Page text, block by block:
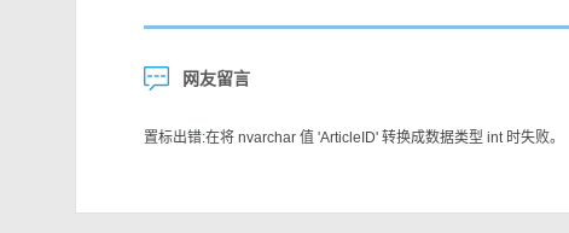
网友留言
置标出错:在将 nvarchar 值 'ArticleID' 转换成数据类型 int 时失败。